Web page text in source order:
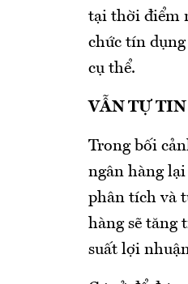
tại thời điểm
chức tín
cụ thể.
VẪN TỰ
Trong bối
ngân hàng
phân tích và
hàng sẽ tăng
suất lợi